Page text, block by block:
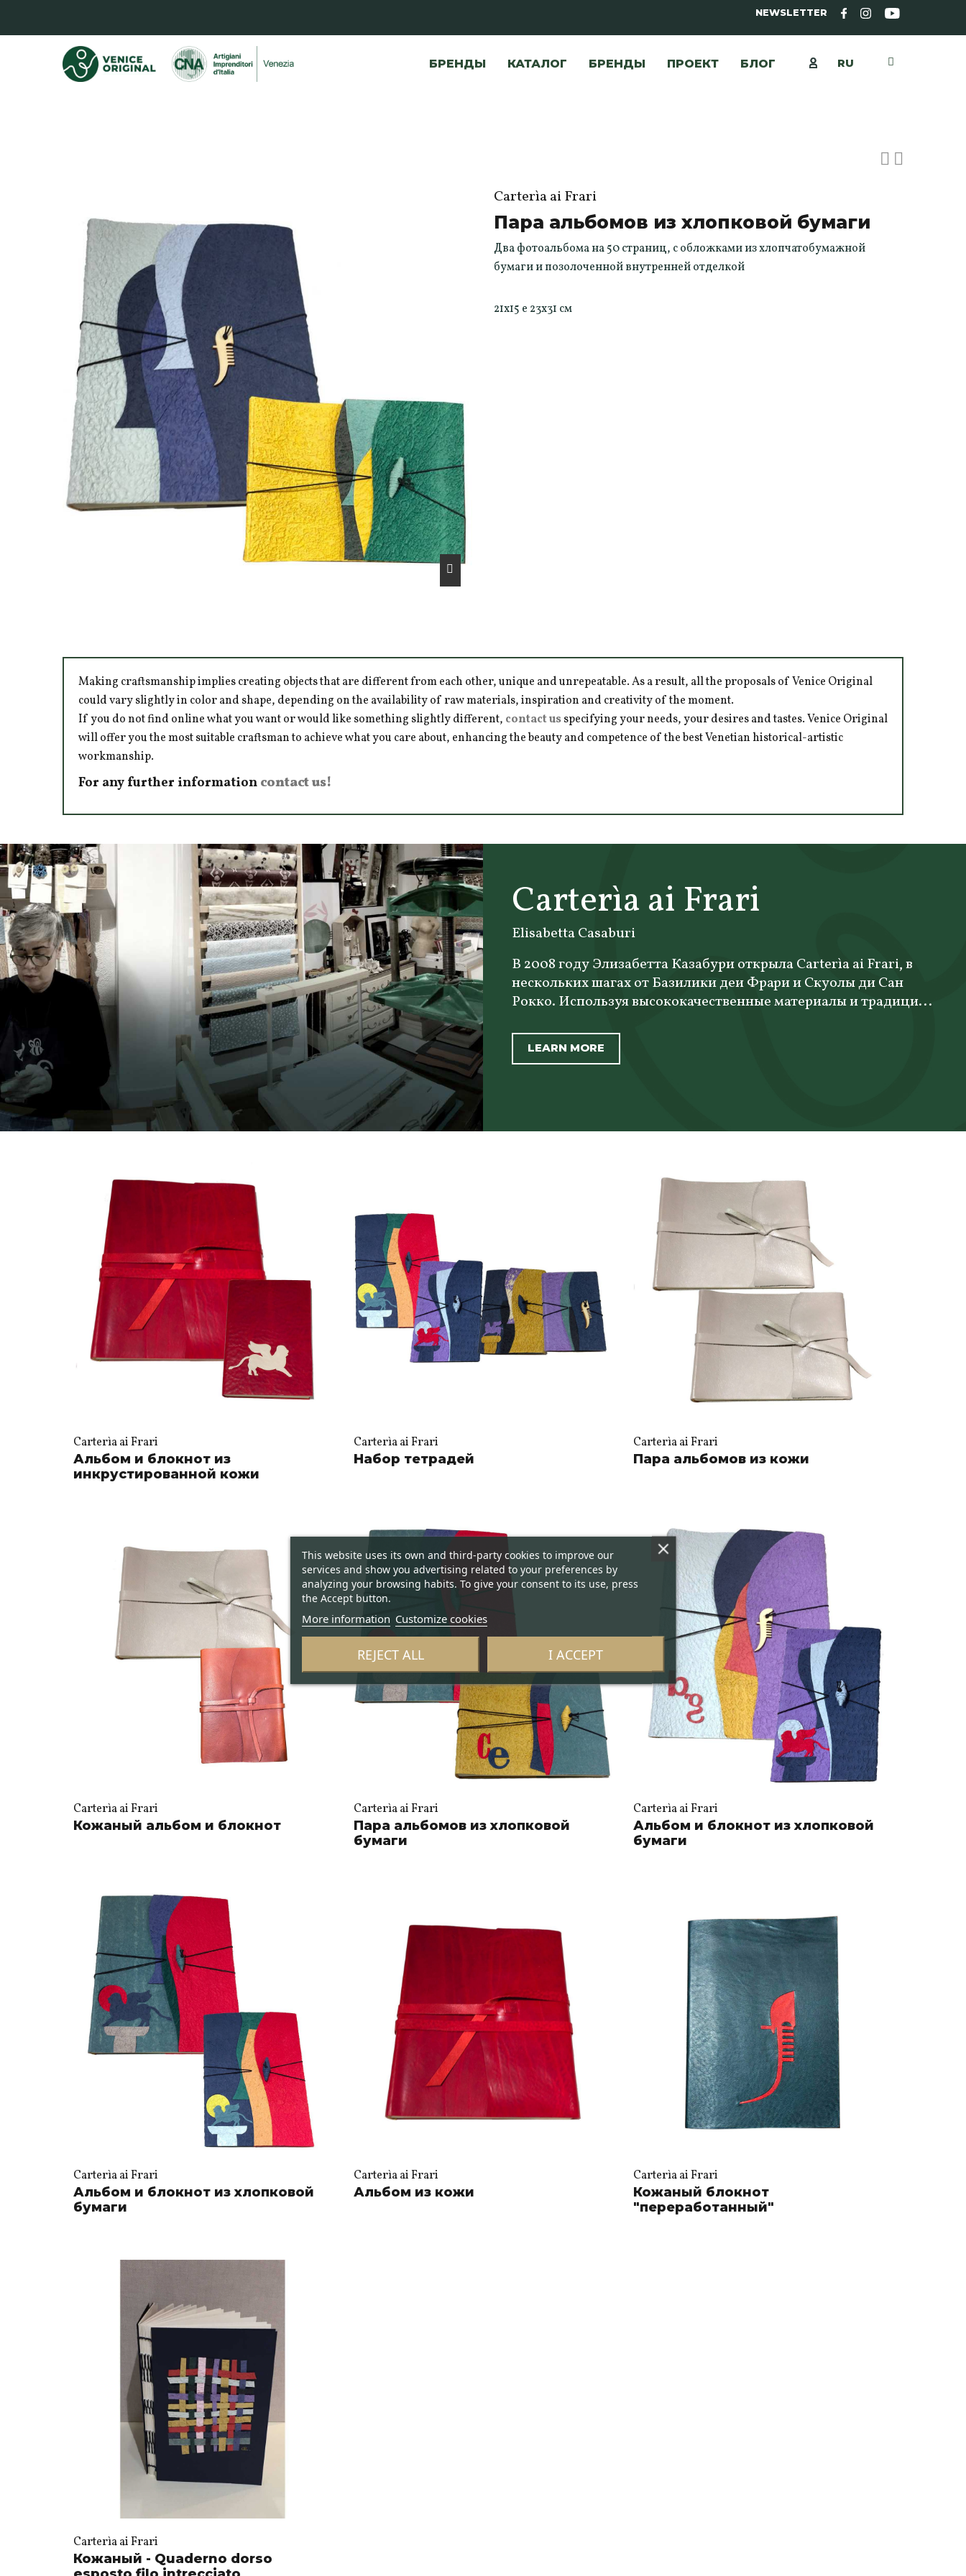
NEWSLETTER
БРЕНДЫ КАТАЛОГ БРЕНДЫ ПРОЕКТ БЛОГ RU
Carterìa ai Frari
Пара альбомов из хлопковой бумаги
Два фотоальбома на 50 страниц, с обложками из хлопчатобумажной
бумаги и позолоченной внутренней отделкой
21x15 e 23x31 см
Making craftsmanship implies creating objects that are different from each other, unique and unrepeatable. As a result, all the proposals of Venice Original
could vary slightly in color and shape, depending on the availability of raw materials, inspiration and creativity of the moment.
If you do not find online what you want or would like something slightly different, contact usspecifying your needs, your desires and tastes. Venice Original
will offer you the most suitable craftsman to achieve what you care about, enhancing the beauty and competence of the best Venetian historical-artistic
workmanship.
For any further information contact us!
Carterìa ai Frari
Elisabetta Casaburi
В 2008 году Элизабетта Казабури открыла Carterìa ai Frari, в
нескольких шагах от Базилики деи Фрари и Скуолы ди Сан
Рокко. Используя высококачественные материалы и традици...
LEARN MORE
Carterìa ai Frari
Альбом и блокнот из
инкрустированной кожи
Carterìa ai Frari
Набор тетрадей
Carterìa ai Frari
Пара альбомов из кожи
Carterìa ai Frari
Кожаный альбом и блокнот
Carterìa ai Frari
Пара альбомов из хлопковой
бумаги
Carterìa ai Frari
Альбом и блокнот из хлопковой
бумаги
Carterìa ai Frari
Альбом и блокнот из хлопковой
бумаги
Carterìa ai Frari
Альбом из кожи
Carterìa ai Frari
Кожаный блокнот
"переработанный"
Carterìa ai Frari
Кожаный - Quaderno dorso
This website uses its own and third-party cookies to improve our
services and show you advertising related to your preferences by
analyzing your browsing habits. To give your consent to its use, press
the Accept button.
More information Customize cookies
REJECT ALL I ACCEPT